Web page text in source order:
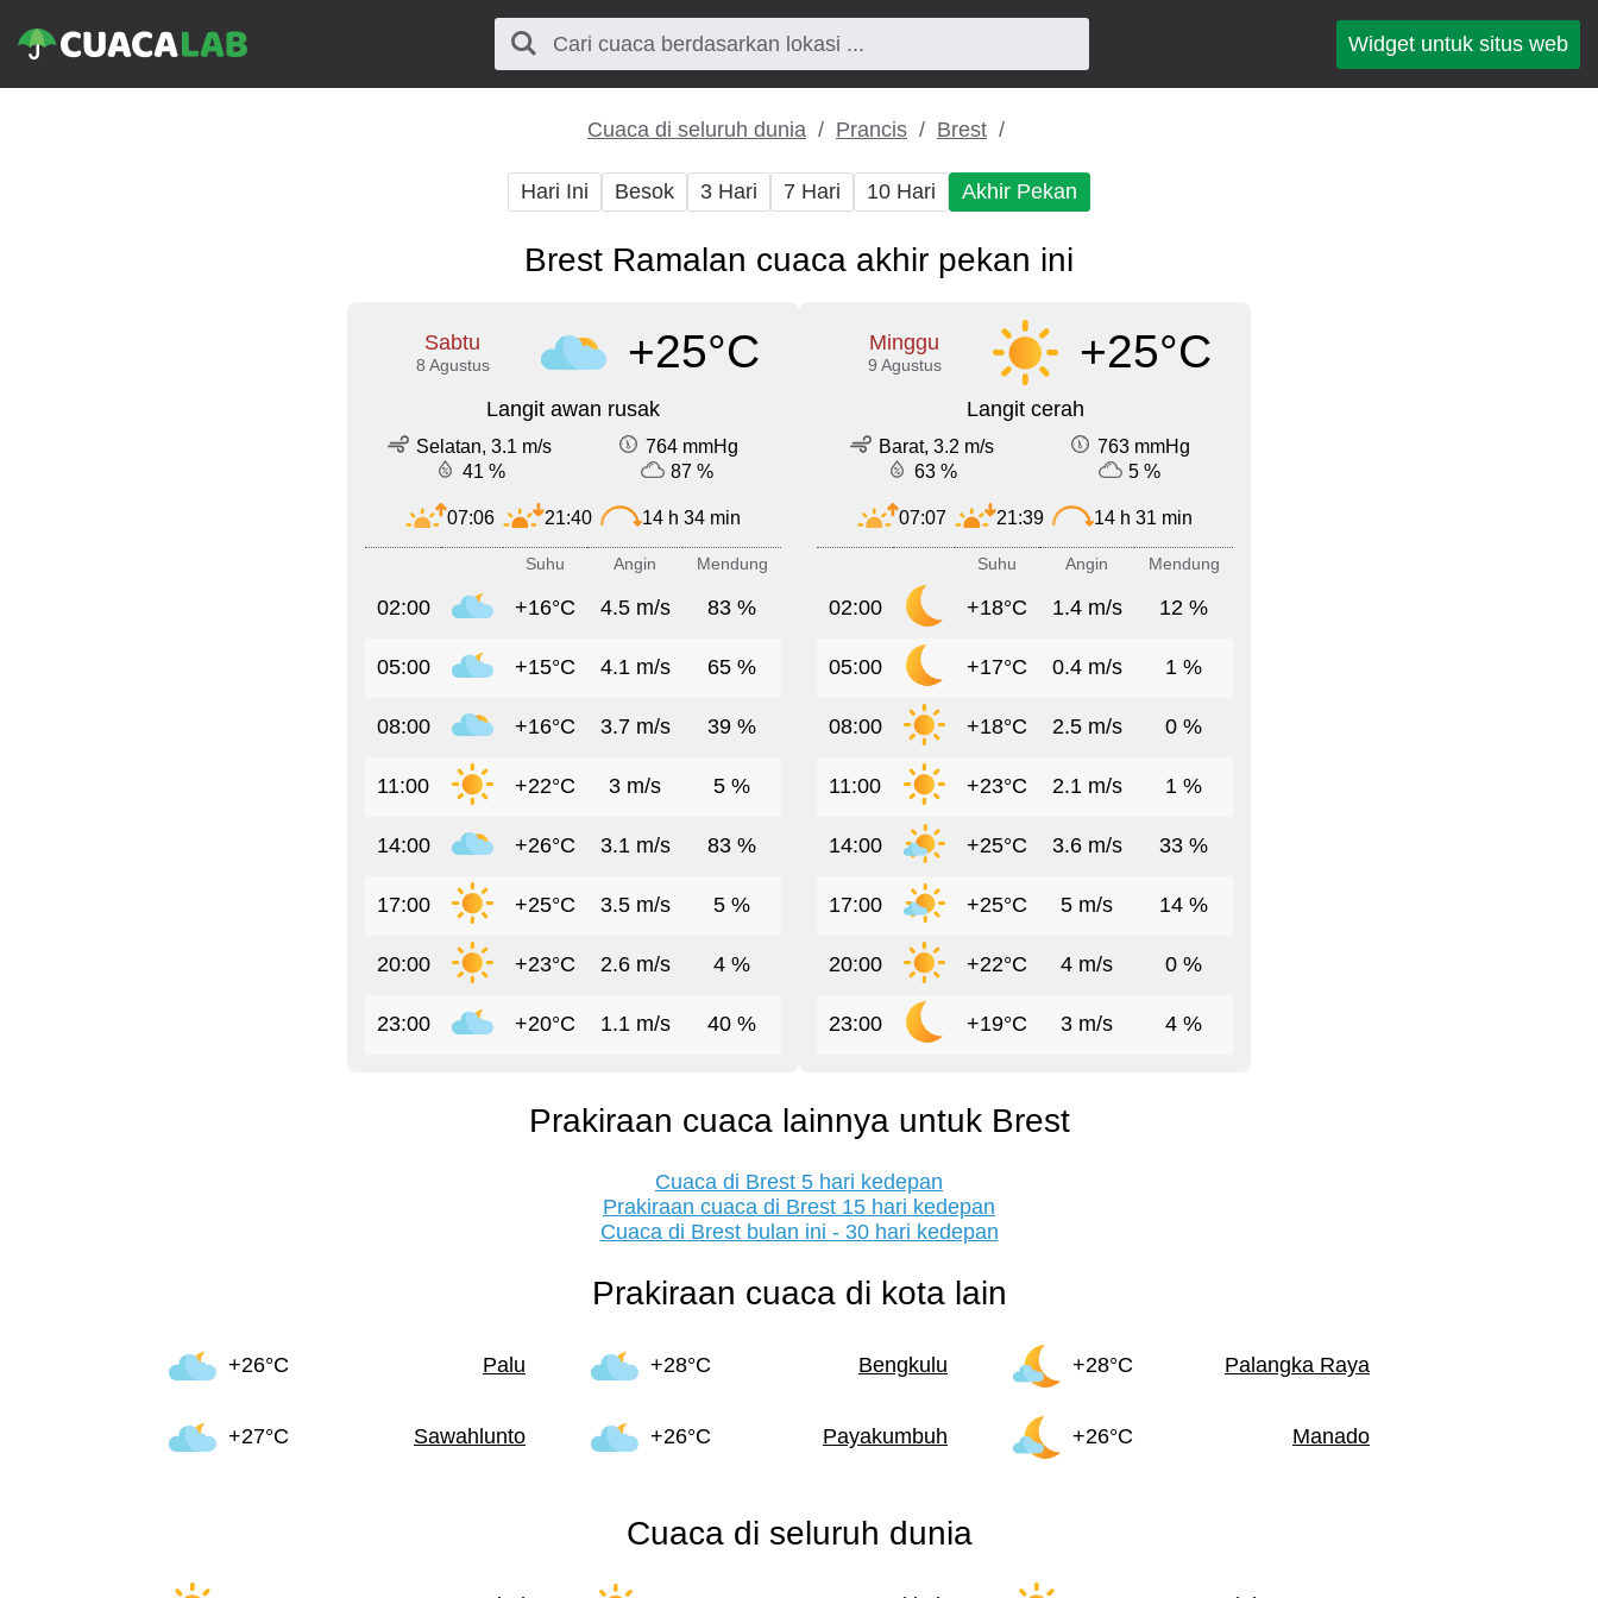
Widget untuk situs web
Cuaca di seluruh dunia Prancis Brest
Hari Ini Besok 3 Hari 7 Hari 10 Hari Akhir Pekan
Brest Ramalan cuaca akhir pekan ini
Sabtu
8 Agustus +25°C
Langit awan rusak
Selatan, 3.1 m/s
764 mmHg
41 %
87 %
07:06 21:40 14 h 34 min
Suhu Angin Mendung
02:00 +16°C 4.5 m/s 83 %
05:00 +15°C 4.1 m/s 65 %
08:00 +16°C 3.7 m/s 39 %
11:00 +22°C 3 m/s 5 %
14:00 +26°C 3.1 m/s 83 %
17:00 +25°C 3.5 m/s 5 %
20:00 +23°C 2.6 m/s 4 %
23:00 +20°C 1.1 m/s 40 %
Minggu
9 Agustus +25°C
Langit cerah
Barat, 3.2 m/s
763 mmHg
63 %
5 %
07:07 21:39 14 h 31 min
Suhu Angin Mendung
02:00 +18°C 1.4 m/s 12 %
05:00 +17°C 0.4 m/s 1 %
08:00 +18°C 2.5 m/s 0 %
11:00 +23°C 2.1 m/s 1 %
14:00 +25°C 3.6 m/s 33 %
17:00 +25°C 5 m/s 14 %
20:00 +22°C 4 m/s 0 %
23:00 +19°C 3 m/s 4 %
Prakiraan cuaca lainnya untuk Brest
Cuaca di Brest 5 hari kedepan
Prakiraan cuaca di Brest 15 hari kedepan
Cuaca di Brest bulan ini - 30 hari kedepan
Prakiraan cuaca di kota lain
+26°C Palu +28°C Bengkulu +28°C Palangka Raya
+27°C Sawahlunto +26°C Payakumbuh +26°C Manado
Cuaca di seluruh dunia